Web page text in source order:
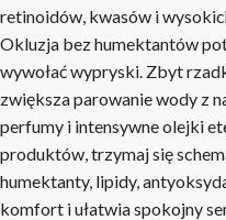
retinoidów, kwasów i
Okluzja bez humektantów
wywołać wypryski. Zbyt
zwiększa parowanie wody z
perfumy i intensywne olejki
produktów, trzymaj się
humektanty, lipidy,
komfort i ułatwia spokojny